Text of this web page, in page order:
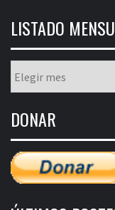
LISTADO
mensual
entradas
DONAR